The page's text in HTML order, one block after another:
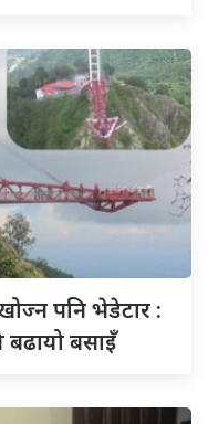
पनि भेडेटार :
बढायो बसाइँ